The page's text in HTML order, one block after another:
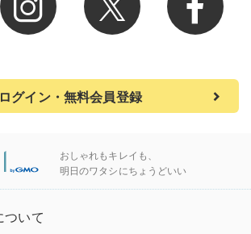
ログイン・無料会員登録
おしゃれもキレイも、
明日のワタシにちょうどいい
いて